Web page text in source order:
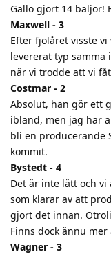
Gallo gjort 14 baljor!
Maxwell - 3
Efter fjolåret visste
levererat typ samma
när vi trodde att vi
Costmar - 2
Absolut, han gör ett
ibland, men jag har
bli en producerande
kommit.
Bystedt - 4
Det är inte lätt och
som klarar av att
gjort det innan.
Finns dock ännu
Wagner - 3